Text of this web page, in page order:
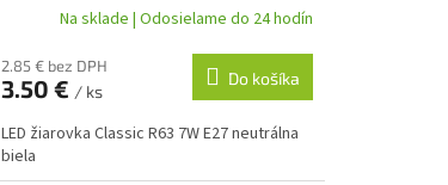
Na sklade | Odosielame do 24 hodín
2.85 € bez DPH
3.50 € / ks
Do košíka
LED žiarovka Classic R63 7W E27 neutrálna
biela